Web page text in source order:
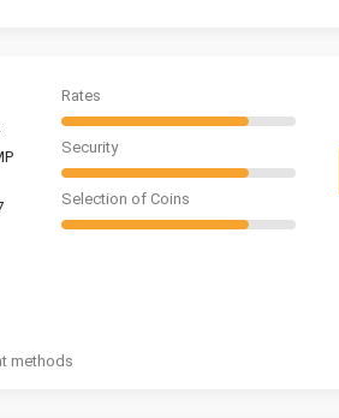
Rates
Security
Selection of Coins
methods